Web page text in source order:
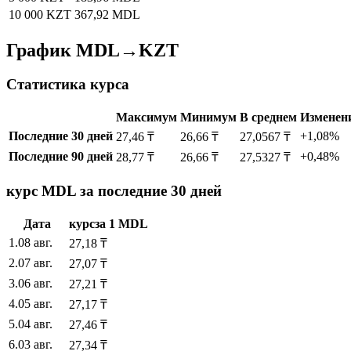
10 000 KZT 367,92 MDL
График MDL→KZT
Статистика курса
Максимум Минимум В среднем
Последние 30 дней 27,46 ₸ 26,66 ₸ 27,0567 ₸
+1,08%
Последние 90 дней 28,77 ₸ 26,66 ₸ 27,5327 ₸ +0,48%
курс MDL за последние 30 дней
Дата курсза 1 MDL
1 .08 авг. 27,18 ₸
2.07 авг. 27,07 ₸
3.06 авг. 27,21 ₸
4.05 авг. 27,17 ₸
5.04 авг. 27,46 ₸
6.03 авг. 27,34 ₸